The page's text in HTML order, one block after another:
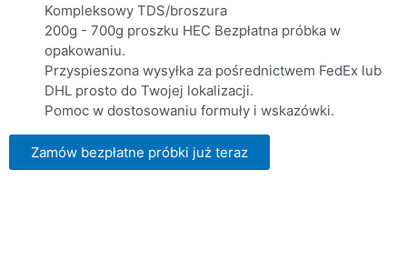
Kompleksowy TDS/broszura
200g - 700g proszku HEC Bezpłatna próbka w
opakowaniu.
Przyspieszona wysyłka za pośrednictwem FedEx lub
DHL prosto do Twojej lokalizacji.
Pomoc w dostosowaniu formuły i wskazówki.
Zamów bezpłatne próbki już teraz